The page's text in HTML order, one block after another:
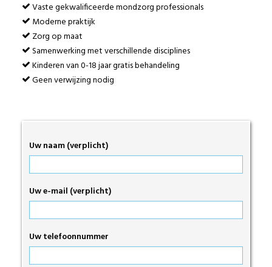
Vaste gekwalificeerde mondzorg professionals
Moderne praktijk
Zorg op maat
Samenwerking met verschillende disciplines
Kinderen van 0-18 jaar gratis behandeling
Geen verwijzing nodig
Uw naam (verplicht)
Uw e-mail (verplicht)
Uw telefoonnummer